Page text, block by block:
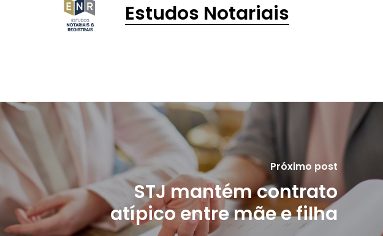
Estudos Notariais
Próximo post
STJ mantém contrato
atípico entre mãe e filha